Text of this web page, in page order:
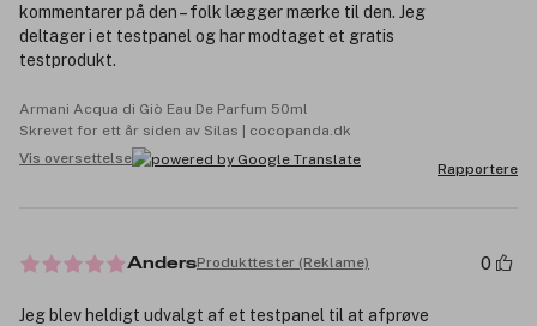
kommentarer på den – folk lægger mærke til den. Jeg
deltager i et testpanel og har modtaget et gratis
testprodukt.
Armani Acqua di Giò Eau De Parfum 50ml
Skrevet for ett år siden av Silas | cocopanda.dk
Vis oversettelse
Rapportere
AndersProdukttester (Reklame) 0
Jeg blev heldigt udvalgt af et testpanel til at afprøve